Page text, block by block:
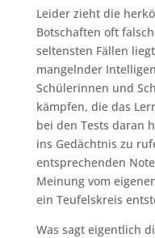
Leider zieht die
Botschaften oft
seltensten Fällen
mangelnder
Schülerinnen und
kämpfen, die das
bei den Tests daran
ins Gedächtnis zu
entsprechenden
Meinung vom
ein Teufelskreis
Was sagt eigentlich